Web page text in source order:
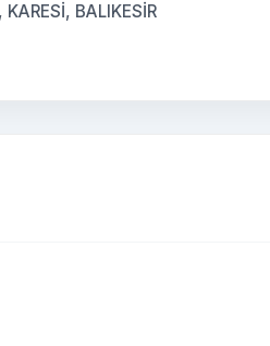
BALIKESİR